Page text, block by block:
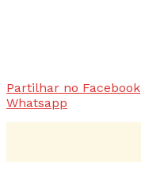
Partilhar no Facebook
Whatsapp